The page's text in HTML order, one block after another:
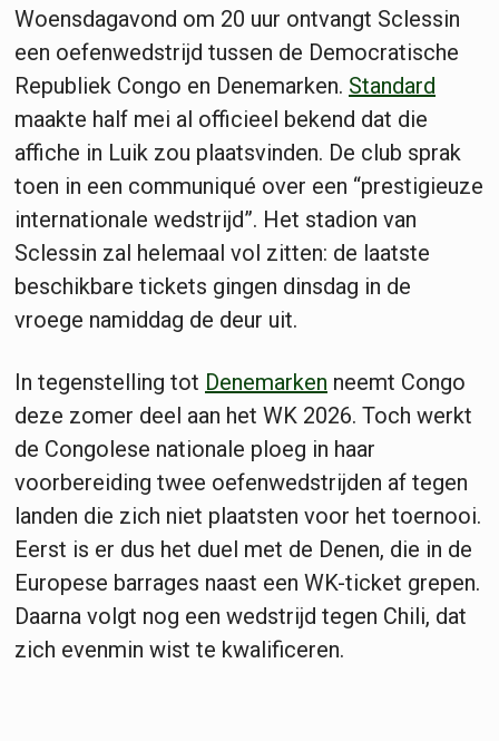
Woensdagavond om 20 uur ontvangt Sclessin
een oefenwedstrijd tussen de Democratische
Republiek Congo en Denemarken. Standard
maakte half mei al officieel bekend dat die
affiche in Luik zou plaatsvinden. De club sprak
toen in een communiqué over een “prestigieuze
internationale wedstrijd”. Het stadion van
Sclessin zal helemaal vol zitten: de laatste
beschikbare tickets gingen dinsdag in de
vroege namiddag de deur uit.
In tegenstelling tot Denemarken neemt Congo
deze zomer deel aan het WK 2026. Toch werkt
de Congolese nationale ploeg in haar
voorbereiding twee oefenwedstrijden af tegen
landen die zich niet plaatsten voor het toernooi.
Eerst is er dus het duel met de Denen, die in de
Europese barrages naast een WK-ticket grepen.
Daarna volgt nog een wedstrijd tegen Chili, dat
zich evenmin wist te kwalificeren.